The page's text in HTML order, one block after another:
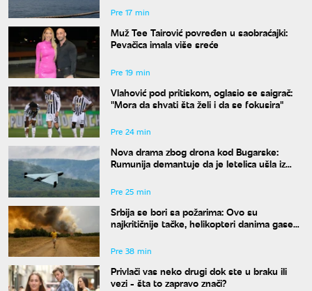
Pre 17 min
Muž Tee Tairović povređen u saobraćajki:
Pevačica imala više sreće
Pre 19 min
Vlahović pod pritiskom, oglasio se saigrač:
"Mora da shvati šta želi i da se fokusira"
Pre 24 min
Nova drama zbog drona kod Bugarske:
Rumunija demantuje da je letelica ušla iz
Pre 25 min
Srbija se bori sa požarima: Ovo su
najkritičnije tačke, helikopteri danima gase
Pre 38 min
Privlači vas neko drugi dok ste u braku ili
vezi - šta to zapravo znači?